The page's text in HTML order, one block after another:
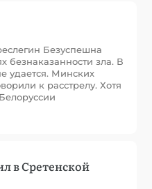
Безуспешна
безнаказанности зла. В
удается. Минских
к расстрелу. Хотя
в Сретенской